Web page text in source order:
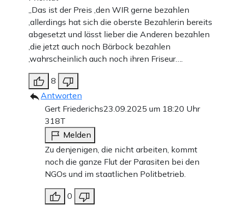
„Das ist der Preis ,den WIR gerne bezahlen
,allerdings hat sich die oberste Bezahlerin bereits
abgesetzt und lässt lieber die Anderen bezahlen
,die jetzt auch noch Bärbock bezahlen
,wahrscheinlich auch noch ihren Friseur….
8
Antworten
Gert Friederichs23.09.2025 um 18:20 Uhr
318T
Melden
Zu denjenigen, die nicht arbeiten, kommt
noch die ganze Flut der Parasiten bei den
NGOs und im staatlichen Politbetrieb.
0